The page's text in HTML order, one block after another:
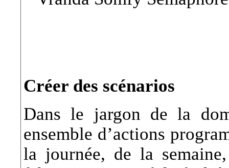
Créer des scénarios
Dans le jargon de la
ensemble d’actions
la journée, de la